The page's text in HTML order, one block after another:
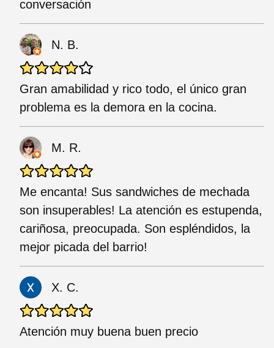
conversación
N. B.
Gran amabilidad y rico todo, el único gran
problema es la demora en la cocina.
M. R.
Me encanta! Sus sandwiches de mechada
son insuperables! La atención es estupenda,
cariñosa, preocupada. Son espléndidos, la
mejor picada del barrio!
X. C.
Atención muy buena buen precio